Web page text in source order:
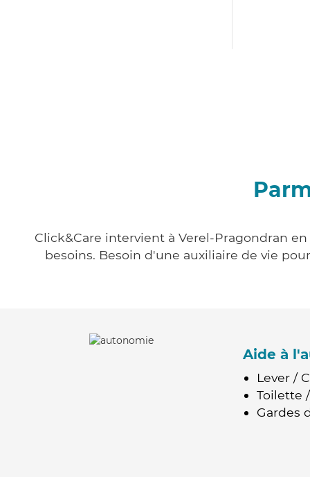
Click&Care intervient à Verel-Pragondran
besoins. Besoin d'une auxiliaire de vie
Aide à
Lever /
Toilette
Gardes